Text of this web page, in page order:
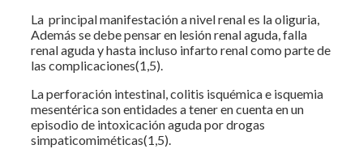
La principal manifestación a nivel renal es la oliguria,
Además se debe pensar en lesión renal aguda, falla
renal aguda y hasta incluso infarto renal como parte de
las complicaciones(1,5).
La perforación intestinal, colitis isquémica e isquemia
mesentérica son entidades a tener en cuenta en un
episodio de intoxicación aguda por drogas
simpaticomiméticas(1,5).